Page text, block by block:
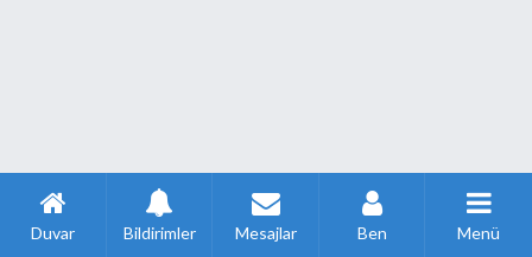
Duvar Bildirimler Mesajlar Ben Menü